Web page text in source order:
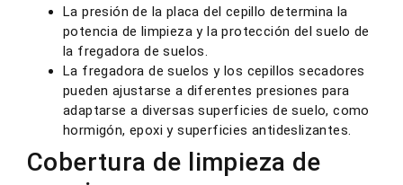
La presión de la placa del cepillo determina la
potencia de limpieza y la protección del suelo de
la fregadora de suelos.
La fregadora de suelos y los cepillos secadores
pueden ajustarse a diferentes presiones para
adaptarse a diversas superficies de suelo, como
hormigón, epoxi y superficies antideslizantes.
Cobertura de limpieza de